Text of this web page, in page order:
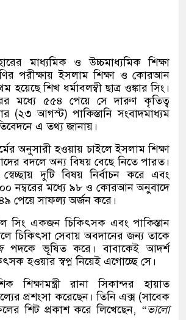
মাধ্যমিক ও উচ্চমাধ্যমিক শিক্ষা
পরীক্ষায় ইসলাম শিক্ষা ও কোরআন
হয়েছে শিখ ধর্মাবলম্বী ছাত্র ওঙ্কার সিং।
মধ্যে ৫৫৪ পেয়ে সে দারুণ কৃতিত্ব
(২৩ আগস্ট) পাকিস্তানি সংবাদমাধ্যম
এ তথ্য জানায়।
অনুসারী হওয়ায় চাইলে ইসলাম শিক্ষা
বদলে অন্য বিষয় বেছে নিতে পারত।
দুটি বিষয় নির্বাচন করে এবং
নম্বরের মধ্যে ৯৮ ও কোরআন অনুবাদে
পেয়ে সাফল্য অর্জন করে।
সিং একজন চিকিৎসক এবং পাকিস্তান
চিকিৎসা সেবায় অবদানের জন্য তাকে
পদকে ভূষিত করে। বাবাকেই আদর্শ
হওয়ার স্বপ্ন নিয়েই এগোচ্ছে সে।
শিক্ষামন্ত্রী রানা সিকান্দর হায়াত
প্রশংসা করেছেন। তিনি এক্স (সাবেক
শিট প্রকাশ করে লিখেছেন, “ভালো